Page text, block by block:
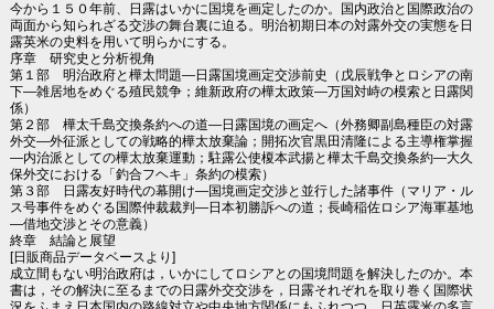
今から１５０年前、日露はいかに国境を画定したのか。国内政治と国際政治の
両面から知られざる交渉の舞台裏に迫る。明治初期日本の対露外交の実態を日
露英米の史料を用いて明らかにする。
序章 研究史と分析視角
第１部 明治政府と樺太問題―日露国境画定交渉前史（戊辰戦争とロシアの南
下―雑居地をめぐる殖民競争；維新政府の樺太政策―万国対峙の模索と日露関
係）
第２部 樺太千島交換条約への道―日露国境の画定へ（外務卿副島種臣の対露
外交―外征派としての戦略的樺太放棄論；開拓次官黒田清隆による主導権掌握
―内治派としての樺太放棄運動；駐露公使榎本武揚と樺太千島交換条約―大久
保外交における「釣合フヘキ」条約の模索）
第３部 日露友好時代の幕開け―国境画定交渉と並行した諸事件（マリア・ル
ス号事件をめぐる国際仲裁裁判―日本初勝訴への道；長崎稲佐ロシア海軍基地
―借地交渉とその意義）
終章 結論と展望
[日販商品データベースより]
成立間もない明治政府は，いかにしてロシアとの国境問題を解決したのか。本
書は，その解決に至るまでの日露外交交渉を，日露それぞれを取り巻く国際状